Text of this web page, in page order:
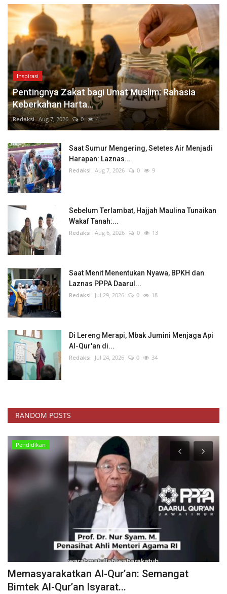
Inspirasi
Pentingnya Zakat bagi Umat Muslim: Rahasia
Keberkahan Harta...
Redaksi Aug 7, 2026 0 4
Saat Sumur Mengering, Setetes Air Menjadi
Harapan: Laznas...
Redaksi Aug 7, 2026 0 9
Sebelum Terlambat, Hajjah Maulina Tunaikan
Wakaf Tanah:...
Redaksi Aug 6, 2026 0 13
Saat Menit Menentukan Nyawa, BPKH dan
Laznas PPPA Daarul...
Redaksi Jul 29, 2026 0 18
Di Lereng Merapi, Mbak Jumini Menjaga Api
Al-Qur'an di...
Redaksi Jul 24, 2026 0 34
RANDOM POSTS
Pendidikan
Memasyarakatkan Al-Qur’an: Semangat
Bimtek Al-Qur’an Isyarat...